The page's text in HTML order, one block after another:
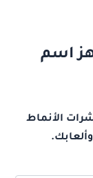
اسم
الأنماط